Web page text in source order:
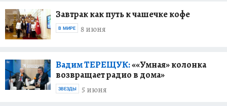
Завтрак как путь к чашечке кофе
8 июня
В МИРЕ
Вадим ТЕРЕЩУК:««Умная» колонка
возвращает радио в дома»
5 июня
ЗВЕЗДЫ